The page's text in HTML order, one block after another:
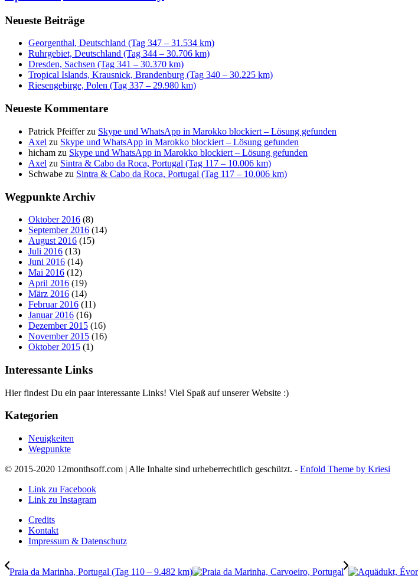
Neueste Beiträge
Georgenthal, Deutschland (Tag 347 – 31.534 km)
Ruhrgebiet, Deutschland (Tag 344 – 30.706 km)
Dresden, Sachsen (Tag 341 – 30.370 km)
Tropical Islands, Krausnick, Brandenburg (Tag 340 – 30.225 km)
Riesengebirge, Polen (Tag 337 – 29.980 km)
Neueste Kommentare
Patrick Pfeifferzu Skype und WhatsApp in Marokko blockiert – Lösung gefunden
Axel zu Skype und WhatsApp in Marokko blockiert – Lösung gefunden
hicham zu Skype und WhatsApp in Marokko blockiert – Lösung gefunden
Axel zu Sintra & Cabo da Roca, Portugal (Tag 117 – 10.006 km)
Schwabe zu Sintra & Cabo da Roca, Portugal (Tag 117 – 10.006 km)
Wegpunkte Archiv
Oktober 2016 (8)
September 2016 (14)
August 2016 (15)
Juli 2016 (13)
Juni 2016 (14)
Mai 2016 (12)
April 2016 (19)
März 2016 (14)
Februar 2016 (11)
Januar 2016 (16)
Dezember 2015 (16)
November 2015 (16)
Oktober 2015 (1)
Interessante Links
Hier findest Du ein paar interessante Links! Viel Spaß auf unserer Website :)
Kategorien
Neuigkeiten
Wegpunkte
© 2015-2020 12monthsoff.com | Alle Inhalte sind urheberrechtlich geschützt. - Enfold Theme by Kriesi
Link zu Facebook
Link zu Instagram
Credits
Kontakt
Impressum & Datenschutz
Praia da Marinha, Portugal (Tag 110 – 9.482 km)